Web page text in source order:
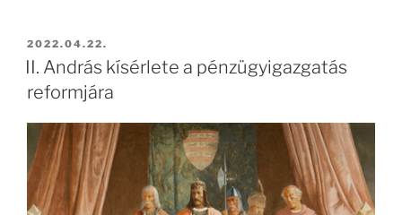
BEKÜLDVE:
2022.04.22.
II. András kísérlete a pénzügyigazgatás
reformjára